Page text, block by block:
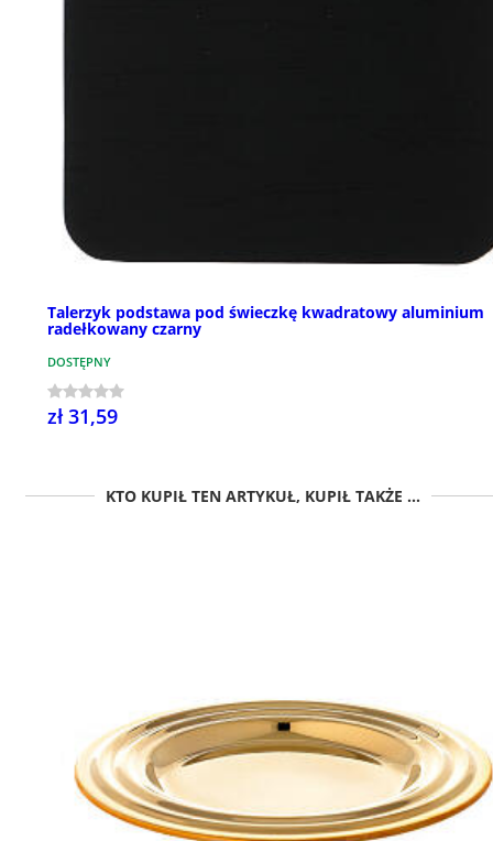
Talerzyk podstawa pod świeczkę kwadratowy aluminium
radełkowany czarny
DOSTĘPNY
zł 31,59
KTO KUPIŁ TEN ARTYKUŁ, KUPIŁ TAKŻE ...